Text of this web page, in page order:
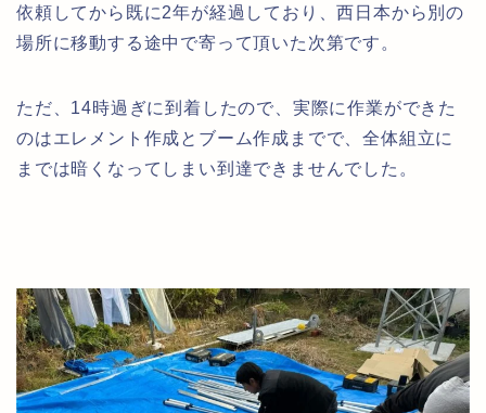
依頼してから既に2年が経過しており、西日本から別の
場所に移動する途中で寄って頂いた次第です。
ただ、14時過ぎに到着したので、実際に作業ができた
のはエレメント作成とブーム作成までで、全体組立に
までは暗くなってしまい到達できませんでした。